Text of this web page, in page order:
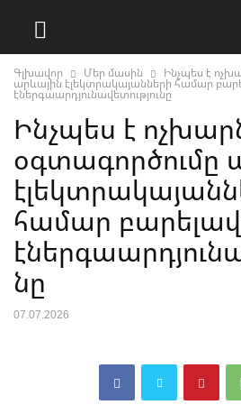
Գլխավոր Մեր մասին Ինչպես է
արևային էլեկտրակայանների համար
էներգաարդյունավետությունը
Ինչպես է
օգտագործումը
համար
նը
07.07.2026